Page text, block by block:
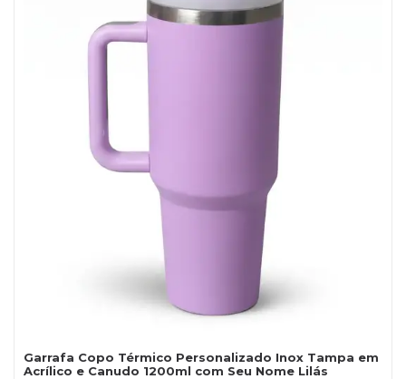
Garrafa Copo Térmico Personalizado Inox Tampa em
Acrílico e Canudo 1200ml com Seu Nome Lilás